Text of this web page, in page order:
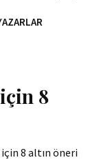
için 8
için 8 altın öneri